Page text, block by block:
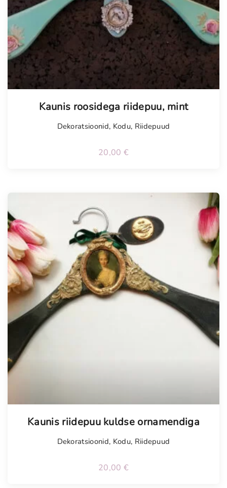
Kaunis roosidega riidepuu, mint
Dekoratsioonid, Kodu, Riidepuud
20,00 €
Kaunis riidepuu kuldse ornamendiga
Dekoratsioonid, Kodu, Riidepuud
20,00 €